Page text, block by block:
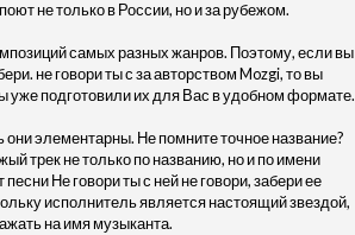
не только в России, но и за рубежом.
самых разных жанров. Поэтому, если вы
не говори ты с за авторством Mozgi, то вы
уже подготовили их для Вас в удобном формате.
элементарны. Не помните точное название?
трек не только по названию, но и по имени
Не говори ты с ней не говори, забери ее
исполнитель является настоящий звездой,
на имя музыканта.